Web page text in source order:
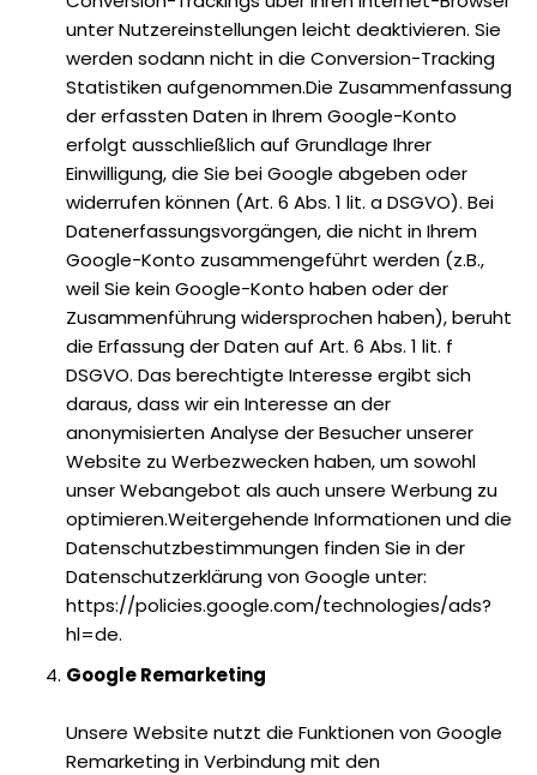
unter Nutzereinstellungen leicht deaktivieren. Sie
werden sodann nicht in die Conversion-Tracking
Statistiken aufgenommen.Die Zusammenfassung
der erfassten Daten in Ihrem Google-Konto
erfolgt ausschließlich auf Grundlage Ihrer
Einwilligung, die Sie bei Google abgeben oder
widerrufen können (Art. 6 Abs. 1 lit. a DSGVO). Bei
Datenerfassungsvorgängen, die nicht in Ihrem
Google-Konto zusammengeführt werden (z.B.,
weil Sie kein Google-Konto haben oder der
Zusammenführung widersprochen haben), beruht
die Erfassung der Daten auf Art. 6 Abs. 1 lit. f
DSGVO. Das berechtigte Interesse ergibt sich
daraus, dass wir ein Interesse an der
anonymisierten Analyse der Besucher unserer
Website zu Werbezwecken haben, um sowohl
unser Webangebot als auch unsere Werbung zu
optimieren.Weitergehende Informationen und die
Datenschutzbestimmungen finden Sie in der
Datenschutzerklärung von Google unter:
https://policies.google.com/technologies/ads?
hl=de.
Google Remarketing
Unsere Website nutzt die Funktionen von Google
Remarketing in Verbindung mit den